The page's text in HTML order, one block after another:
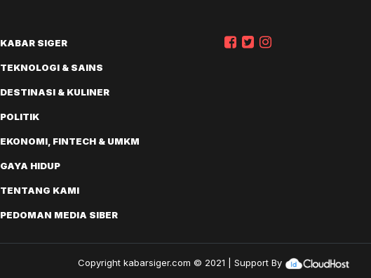
KABAR SIGER
TEKNOLOGI & SAINS
DESTINASI & KULINER
POLITIK
EKONOMI, FINTECH & UMKM
GAYA HIDUP
TENTANG KAMI
PEDOMAN MEDIA SIBER
Copyright kabarsiger.com © 2021 | Support By